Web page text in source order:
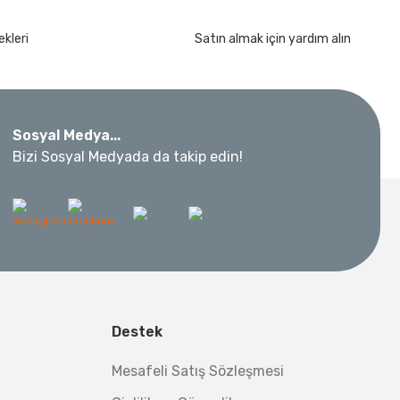
Satın almak için yardım alın
Sosyal Medya...
Bizi Sosyal Medyada da takip edin!
Destek
Mesafeli Satış Sözleşmesi